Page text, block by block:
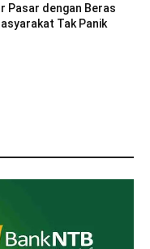
Pasar dengan Beras
Tak Panik